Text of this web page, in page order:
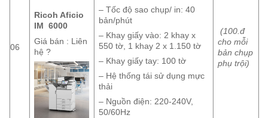
06
Ricoh Aficio
IM 6000
Giá bán : Liên
hệ ?
– Tốc độ sao chụp/ in: 40
bản/phút
– Khay giấy vào: 2 khay x
550 tờ, 1 khay 2 x 1.150 tờ
– Khay giấy tay: 100 tờ
– Hệ thống tái sử dụng mực
thải
– Nguồn điện: 220-240V,
50/60Hz
(100.đ
cho mỗi
bản chụp
phụ trội)